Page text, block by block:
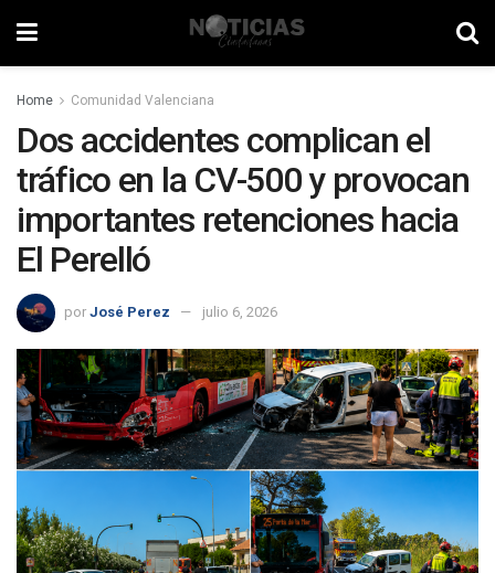
Home Comunidad Valenciana
Dos accidentes complican el
tráfico en la CV-500 y provocan
importantes retenciones hacia
El Perelló
por José Perez julio 6, 2026